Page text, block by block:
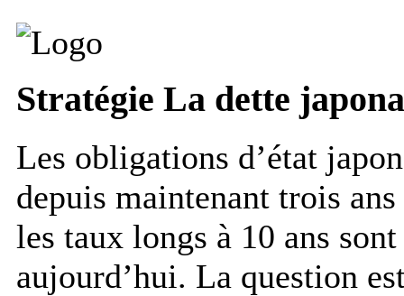
Stratégie La dette
Les obligations d’état
depuis maintenant trois
les taux longs à 10 ans
aujourd’hui. La question